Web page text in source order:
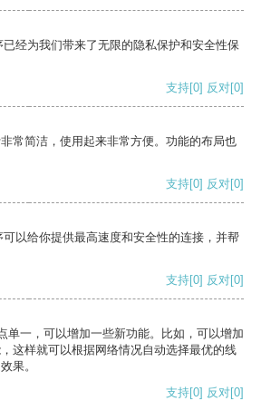
经为我们带来了无限的隐私保护和安全性保
支持[0] 反对[0]
常简洁，使用起来非常方便。功能的布局也
支持[0] 反对[0]
以给你提供最高速度和安全性的连接，并帮
支持[0] 反对[0]
单一，可以增加一些新功能。比如，可以增加
这样就可以根据网络情况自动选择最优的线
果。
支持[0] 反对[0]